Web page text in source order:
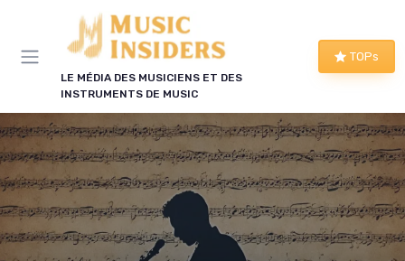
LE MÉDIA DES MUSICIENS ET DES
INSTRUMENTS DE MUSIC
TOPs
Panneau de gestion des cookies